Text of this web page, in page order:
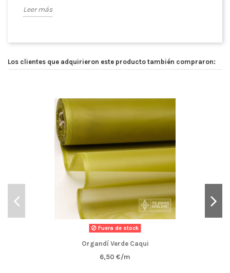
Leer más
Los clientes que adquirieron este producto también compraron:
Fuera de stock
Organdí Verde Caqui
6,50 €/m